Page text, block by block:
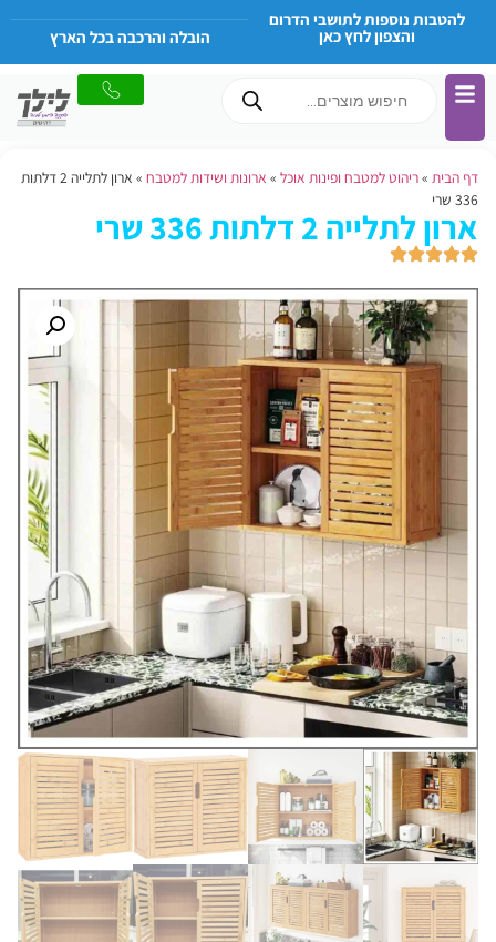
להטבות נוספות לתושבי הדרום
והצפון לחץ כאן הובלה והרכבה בכל הארץ
דף הבית »ריהוט למטבח ופינות אוכל » ארונות ושידות למטבח »
ארון לתלייה 2 דלתות
336 שרי
ארון לתלייה 2 דלתות 336 שרי